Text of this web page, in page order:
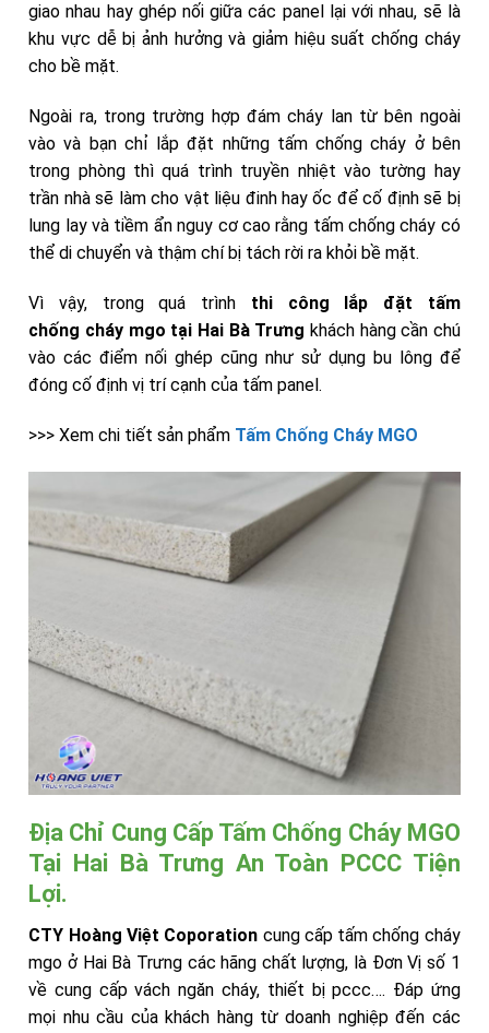
giao nhau hay ghép nối giữa các panel lại với nhau, sẽ là
khu vực dễ bị ảnh hưởng và giảm hiệu suất chống cháy
cho bề mặt.
Ngoài ra, trong trường hợp đám cháy lan từ bên ngoài
vào và bạn chỉ lắp đặt những tấm chống cháy ở bên
trong phòng thì quá trình truyền nhiệt vào tường hay
trần nhà sẽ làm cho vật liệu đinh hay ốc để cố định sẽ bị
lung lay và tiềm ẩn nguy cơ cao rằng tấm chống cháy có
thể di chuyển và thậm chí bị tách rời ra khỏi bề mặt.
Vì vậy, trong quá trình thi công lắp đặt tấm
chống cháy mgo tại Hai Bà Trưng khách hàng cần chú
vào các điểm nối ghép cũng như sử dụng bu lông để
đóng cố định vị trí cạnh của tấm panel.
>>> Xem chi tiết sản phẩm Tấm Chống Cháy MGO
Địa Chỉ Cung Cấp Tấm Chống Cháy MGO
Tại Hai Bà Trưng An Toàn PCCC Tiện
Lợi.
CTY Hoàng Việt Coporation cung cấp tấm chống cháy
mgo ở Hai Bà Trưng các hãng chất lượng, là Đơn Vị số 1
về cung cấp vách ngăn cháy, thiết bị pccc…. Đáp ứng
mọi nhu cầu của khách hàng từ doanh nghiệp đến các